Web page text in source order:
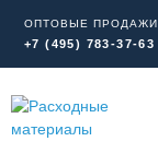
ОПТОВЫЕ ПРОДАЖИ
+7 (495) 783-37-63